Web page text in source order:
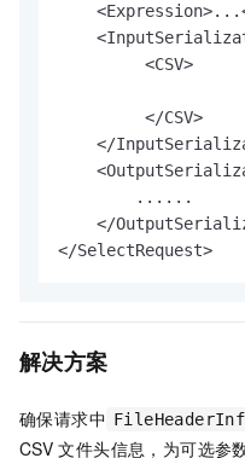
         <CSV>
         </CSV>
</
        ......
</
</SelectRequest>
解决方案
确保请求中
CSV 文件头信息，为可选参